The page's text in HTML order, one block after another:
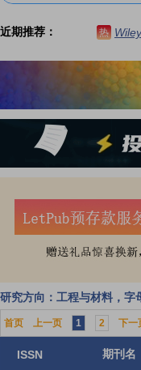
近期推荐： 热
研究方向：工程与材料，字
首页 上一页 1 2 下一
ISSN 期刊名